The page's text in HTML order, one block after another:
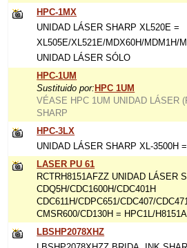
HPC-1MX
UNIDAD LÁSER SHARP XL520E =
XL505E/XL521E/MDX60H/MDM1H/
UNIDAD LÁSER SÓLO
HPC-1UM
Sustituido por: HPC 1UM
VÉASE HPC 1UM UNIDAD LÁSER
SHARP
HPC-3LX
UNIDAD LÁSER SHARP XL-3500H
LASER PU 61
RCTRH8151AFZZ UNIDAD LÁSER
CDQ5H/CDC1600H/CDC401H
CDC611H/CDPC651/CDC407/
CMSR600/CD130H = HPC1L/
LBSHP2078XHZ